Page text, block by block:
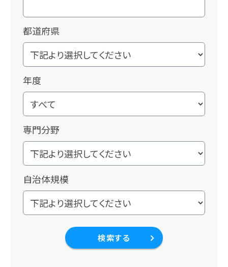
都道府県
年度
専門分野
自治体規模
検索する